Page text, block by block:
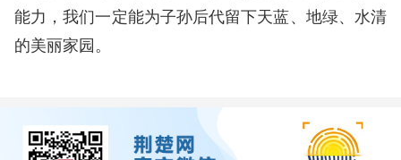
能力，我们一定能为子孙后代留下天蓝、地绿、水清
的美丽家园。